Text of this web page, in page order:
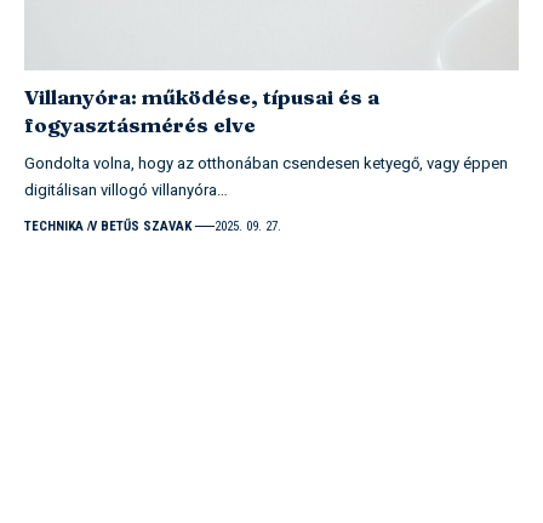
Villanyóra: működése, típusai és a
fogyasztásmérés elve
Gondolta volna, hogy az otthonában csendesen ketyegő, vagy éppen
digitálisan villogó villanyóra…
TECHNIKA V BETŰS SZAVAK 2025. 09. 27.